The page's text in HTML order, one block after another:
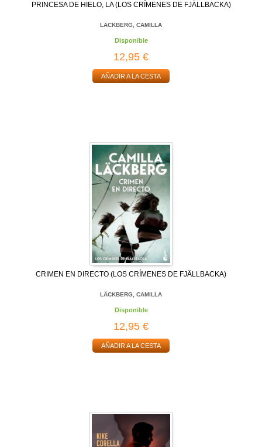
PRINCESA DE HIELO, LA (LOS CRÍMENES DE FJÄLLBACKA)
LÄCKBERG, CAMILLA
Disponible
12,95 €
AÑADIR A LA CESTA
CRIMEN EN DIRECTO (LOS CRÍMENES DE FJÄLLBACKA)
LÄCKBERG, CAMILLA
Disponible
12,95 €
AÑADIR A LA CESTA